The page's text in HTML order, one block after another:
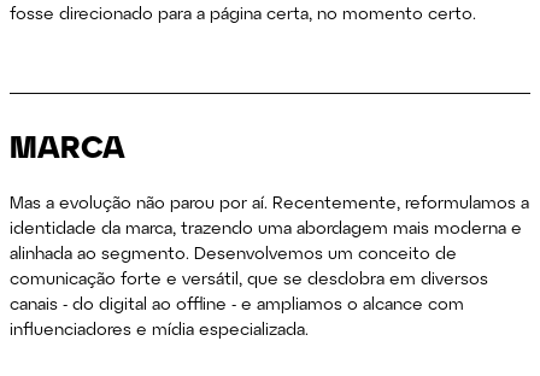
fosse direcionado para a página certa, no momento certo.
MARCA
Mas a evolução não parou por aí. Recentemente, reformulamos a
identidade da marca, trazendo uma abordagem mais moderna e
alinhada ao segmento. Desenvolvemos um conceito de
comunicação forte e versátil, que se desdobra em diversos
canais - do digital ao offline - e ampliamos o alcance com
influenciadores e mídia especializada.